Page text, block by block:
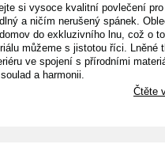
si vysoce kvalitní povlečení pro
a ničím nerušený spánek.
do exkluzivního lnu, což o
můžeme s jistotou říci. Lněné
ve spojení s přírodními
a harmonii.
Čtěte